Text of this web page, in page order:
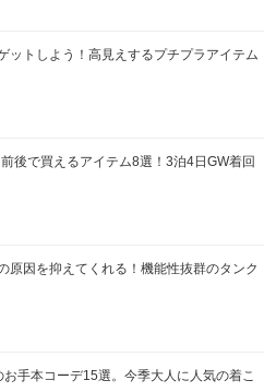
ットしよう！高見えするプチプラアイテム
後で買えるアイテム8選！3泊4日GW着回
原因を抑えてくれる！機能性抜群のタンク
お手本コーデ15選。今季大人に人気の着こ